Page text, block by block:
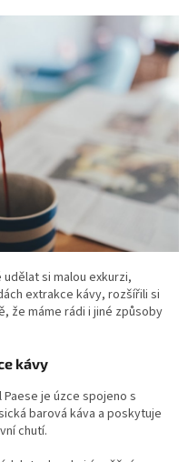
si malou exkurzi,
extrakce kávy, rozšířili si
že máme rádi i jiné způsoby
kávy
je úzce spojeno s
barová káva a poskytuje
chutí.